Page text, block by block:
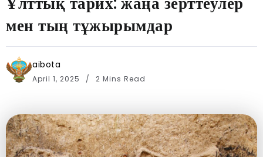
мен тың тұжырымдар
aibota
April 1, 2025 2 Mins Read